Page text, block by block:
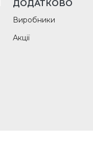
ДОДАТКОВО
Виробники
Акції